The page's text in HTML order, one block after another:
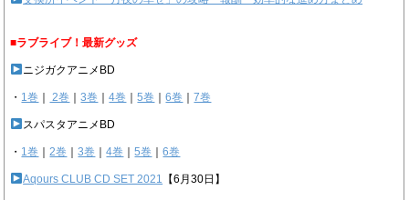
■ラブライブ！最新グッズ
ニジガクアニメBD
・ 1巻 2巻 ｜3巻 ｜4巻 ｜5巻 ｜6巻 ｜7巻
スパスタアニメBD
・ 1巻 ｜2巻 ｜3巻 ｜4巻 ｜5巻 ｜6巻
Aqours CLUB CD SET 2021 【6月30日】